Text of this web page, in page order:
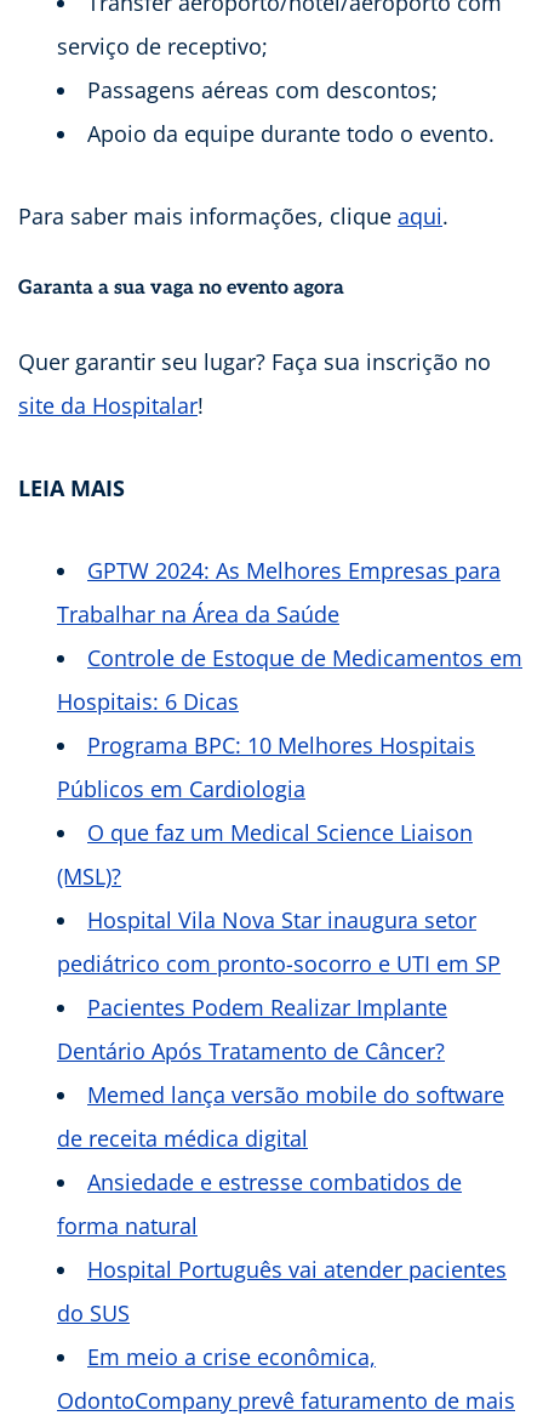
serviço de receptivo;
Passagens aéreas com descontos;
Apoio da equipe durante todo o evento.
Para saber mais informações, clique aqui.
Garanta a sua vaga no evento agora
Quer garantir seu lugar? Faça sua inscrição no
site da Hospitalar!
LEIA MAIS
GPTW 2024: As Melhores Empresas para
Trabalhar na Área da Saúde
Controle de Estoque de Medicamentos em
Hospitais: 6 Dicas
Programa BPC: 10 Melhores Hospitais
Públicos em Cardiologia
O que faz um Medical Science Liaison
(MSL)?
Hospital Vila Nova Star inaugura setor
pediátrico com pronto-socorro e UTI em SP
Pacientes Podem Realizar Implante
Dentário Após Tratamento de Câncer?
Memed lança versão mobile do software
de receita médica digital
Ansiedade e estresse combatidos de
forma natural
Hospital Português vai atender pacientes
do SUS
Em meio a crise econômica,
OdontoCompany prevê faturamento de mais